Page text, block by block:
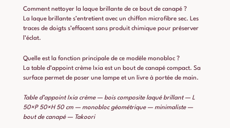
Comment nettoyer la laque brillante de ce bout de canapé ?
La laque brillante s’entretient avec un chiffon microfibre sec. Les
traces de doigts s’effacent sans produit chimique pour préserver
l’éclat.
Quelle est la fonction principale de ce modèle monobloc ?
La table d’appoint crème Ixia est un bout de canapé compact. Sa
surface permet de poser une lampe et un livre à portée de main.
Table d’appoint Ixia crème — bois composite laqué brillant — L
50×P 50×H 50 cm — monobloc géométrique — minimaliste —
bout de canapé — Takoori